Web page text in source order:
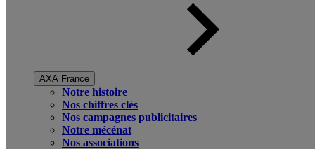
AXA France
Notre histoire
Nos chiffres clés
Nos campagnes publicitaires
Notre mécénat
Nos associations